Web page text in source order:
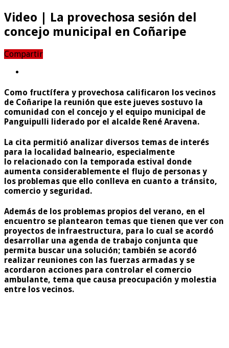
Video | La provechosa sesión del
concejo municipal en Coñaripe
Compartir
Como fructífera y provechosa calificaron los vecinos
de Coñaripe la reunión que este jueves sostuvo la
comunidad con el concejo y el equipo municipal de
Panguipulli liderado por el alcalde René Aravena.
La cita permitió analizar diversos temas de interés
para la localidad balneario, especialmente
lo relacionado con la temporada estival donde
aumenta considerablemente el flujo de personas y
los problemas que ello conlleva en cuanto a tránsito,
comercio y seguridad.
Además de los problemas propios del verano, en el
encuentro se plantearon temas que tienen que ver con
proyectos de infraestructura, para lo cual se acordó
desarrollar una agenda de trabajo conjunta que
permita buscar una solución; también se acordó
realizar reuniones con las fuerzas armadas y se
acordaron acciones para controlar el comercio
ambulante, tema que causa preocupación y molestia
entre los vecinos.